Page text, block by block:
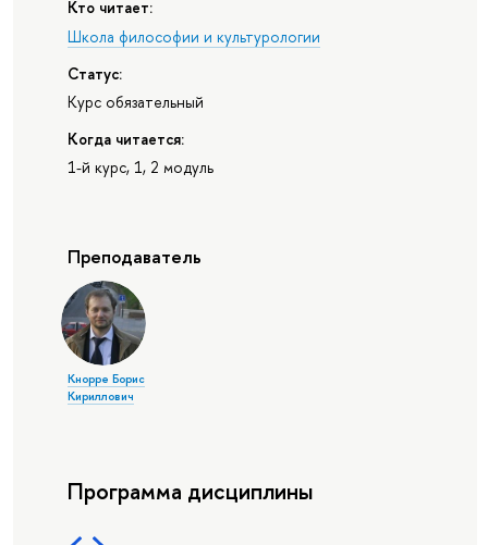
Кто читает:
Школа философии и культурологии
Статус:
Курс обязательный
Когда читается:
1-й курс, 1, 2 модуль
Преподаватель
Кнорре Борис
Кириллович
Программа дисциплины